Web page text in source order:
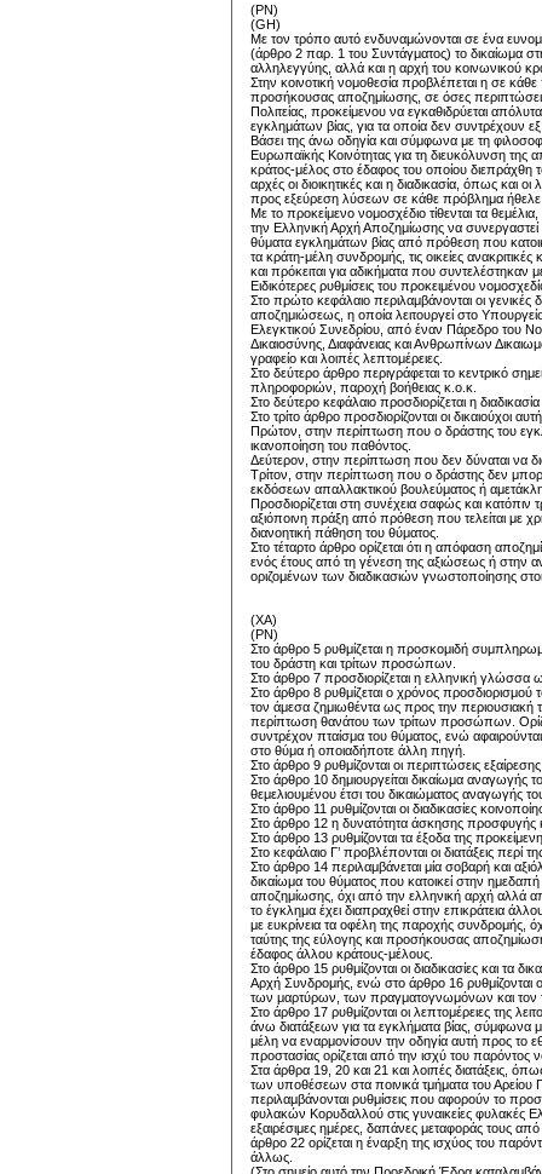
(PN)
(GH)
Με τον τρόπο αυτό ενδυναμώνονται σε ένα
(άρθρο 2 παρ. 1 του Συντάγματος) το δικαίωμα
αλληλεγγύης, αλλά και η αρχή του κοινωνικού
Στην κοινοτική νομοθεσία προβλέπεται η σε
προσήκουσας αποζημίωσης, σε όσες
Πολιτείας, προκείμενου να εγκαθιδρύεται
εγκλημάτων βίας, για τα οποία δεν συντρέχουν
Βάσει της άνω οδηγία και σύμφωνα με τη
Ευρωπαϊκής Κοινότητας για τη διευκόλυνση
κράτος-μέλος στο έδαφος του οποίου διεπράχθη
αρχές οι διοικητικές και η διαδικασία, όπως
προς εξεύρεση λύσεων σε κάθε πρόβλημα ήθελε
Με το προκείμενο νομοσχέδιο τίθενται τα
την Ελληνική Αρχή Αποζημίωσης να συνεργαστεί
θύματα εγκλημάτων βίας από πρόθεση που
τα κράτη-μέλη συνδρομής, τις οικείες
και πρόκειται για αδικήματα που συντελέστηκαν
Ειδικότερες ρυθμίσεις του προκειμένου
Στο πρώτο κεφάλαιο περιλαμβάνονται οι γενικές
αποζημιώσεως, η οποία λειτουργεί στο
Ελεγκτικού Συνεδρίου, από έναν Πάρεδρο του
Δικαιοσύνης, Διαφάνειας και Ανθρωπίνων
γραφείο και λοιπές λεπτομέρειες.
Στο δεύτερο άρθρο περιγράφεται το κεντρικό
πληροφοριών, παροχή βοήθειας κ.ο.κ.
Στο δεύτερο κεφάλαιο προσδιορίζεται η
Στο τρίτο άρθρο προσδιορίζονται οι δικαιούχοι
Πρώτον, στην περίπτωση που ο δράστης του
ικανοποίηση του παθόντος.
Δεύτερον, στην περίπτωση που δεν δύναται να
Τρίτον, στην περίπτωση που ο δράστης δεν
εκδόσεων απαλλακτικού βουλεύματος ή
Προσδιορίζεται στη συνέχεια σαφώς και κατόπιν
αξιόποινη πράξη από πρόθεση που τελείται με
διανοητική πάθηση του θύματος.
Στο τέταρτο άρθρο ορίζεται ότι η απόφαση
ενός έτους από τη γένεση της αξιώσεως ή στην
οριζομένων των διαδικασιών γνωστοποίησης
(XA)
(PN)
Στο άρθρο 5 ρυθμίζεται η προσκομιδή
του δράστη και τρίτων προσώπων.
Στο άρθρο 7 προσδιορίζεται η ελληνική
Στο άρθρο 8 ρυθμίζεται ο χρόνος προσδιορισμού
τον άμεσα ζημιωθέντα ως προς την περιουσιακή
περίπτωση θανάτου των τρίτων προσώπων.
συντρέχον πταίσμα του θύματος, ενώ
στο θύμα ή οποιαδήποτε άλλη πηγή.
Στο άρθρο 9 ρυθμίζονται οι περιπτώσεις
Στο άρθρο 10 δημιουργείται δικαίωμα αναγωγής
θεμελιουμένου έτσι του δικαιώματος αναγωγής
Στο άρθρο 11 ρυθμίζονται οι διαδικασίες
Στο άρθρο 12 η δυνατότητα άσκησης προσφυγής
Στο άρθρο 13 ρυθμίζονται τα έξοδα της
Στο κεφάλαιο Γ’ προβλέπονται οι διατάξεις
Στο άρθρο 14 περιλαμβάνεται μία σοβαρή και
δικαίωμα του θύματος που κατοικεί στην
αποζημίωσης, όχι από την ελληνική αρχή αλλά
το έγκλημα έχει διαπραχθεί στην επικράτεια
με ευκρίνεια τα οφέλη της παροχής συνδρομής,
ταύτης της εύλογης και προσήκουσας
έδαφος άλλου κράτους-μέλους.
Στο άρθρο 15 ρυθμίζονται οι διαδικασίες και τα
Αρχή Συνδρομής, ενώ στο άρθρο 16 ρυθμίζονται
των μαρτύρων, των πραγματογνωμόνων και τον
Στο άρθρο 17 ρυθμίζονται οι λεπτομέρειες της
άνω διατάξεων για τα εγκλήματα βίας, σύμφωνα
μέλη να εναρμονίσουν την οδηγία αυτή προς το
προστασίας ορίζεται από την ισχύ του παρόντος
Στα άρθρα 19, 20 και 21 και λοιπές διατάξεις,
των υποθέσεων στα ποινικά τμήματα του
περιλαμβάνονται ρυθμίσεις που αφορούν το
φυλακών Κορυδαλλού στις γυναικείες φυλακές
εξαιρέσιμες ημέρες, δαπάνες μεταφοράς τους
άρθρο 22 ορίζεται η έναρξη της ισχύος του
άλλως.